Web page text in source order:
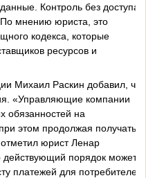
Контроль без доступа
мнению юриста, это
кодекса, которые
ресурсов и
Михаил Раскин добавил, что
«Управляющие компании
обязанностей на
этом продолжая получать
юрист Ленар
порядок может
платежей для